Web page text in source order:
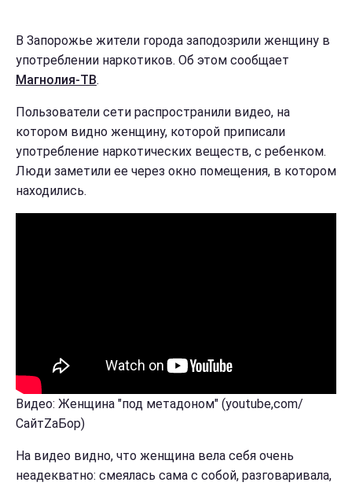
В Запорожье жители города заподозрили женщину в
употреблении наркотиков. Об этом сообщает
Магнолия-ТВ.
Пользователи сети распространили видео, на
котором видно женщину, которой приписали
употребление наркотических веществ, с ребенком.
Люди заметили ее через окно помещения, в котором
находились.
Видео: Женщина "под метадоном" (youtube,com/
СайтZаБор)
На видео видно, что женщина вела себя очень
неадекватно: смеялась сама с собой, разговаривала,